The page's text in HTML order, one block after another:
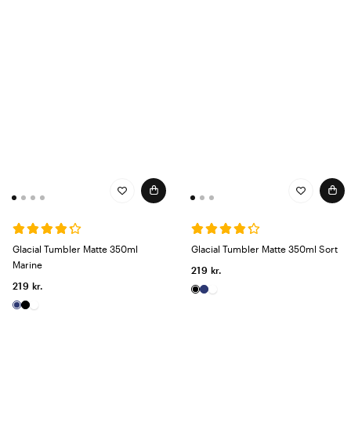
Glacial Tumbler Matte 350ml
Marine
219 kr.
Glacial Tumbler Matte 350ml Sort
219 kr.